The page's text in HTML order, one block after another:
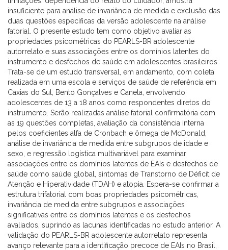
insuficiente para análise de invariância de medida e exclusão das
duas questões específicas da versão adolescente na análise
fatorial. O presente estudo tem como objetivo avaliar as
propriedades psicométricas do PEARLS-BR adolescente
autorrelato e suas associações entre os domínios latentes do
instrumento e desfechos de saúde em adolescentes brasileiros.
Trata-se de um estudo transversal, em andamento, com coleta
realizada em uma escola e serviços de saúde de referência em
Caxias do Sul, Bento Gonçalves e Canela, envolvendo
adolescentes de 13 a 18 anos como respondentes diretos do
instrumento. Serão realizadas análise fatorial confirmatória com
as 19 questões completas, avaliação da consistência interna
pelos coeficientes alfa de Cronbach e ômega de McDonald,
análise de invariância de medida entre subgrupos de idade e
sexo, e regressão logística multivariável para examinar
associações entre os domínios latentes de EAIs e desfechos de
saúde como saúde global, sintomas de Transtorno de Déficit de
Atenção e Hiperatividade (TDAH) e atopia. Espera-se confirmar a
estrutura trifatorial com boas propriedades psicométricas,
invariância de medida entre subgrupos e associações
significativas entre os domínios latentes e os desfechos
avaliados, suprindo as lacunas identificadas no estudo anterior. A
validação do PEARLS-BR adolescente autorrelato representa
avanço relevante para a identificação precoce de EAIs no Brasil,